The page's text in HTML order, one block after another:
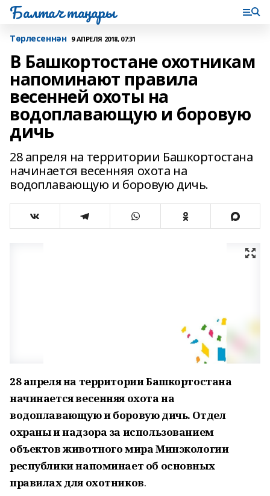
Балтач таңнары
Tөрлесеннән 9 АПРЕЛЯ 2018, 07:31
В Башкортостане охотникам
напоминают правила
весенней охоты на
водоплавающую и боровую
дичь
28 апреля на территории Башкортостана
начинается весенняя охота на
водоплавающую и боровую дичь.
28 апреля на территории Башкортостана
начинается весенняя охота на
водоплавающую и боровую дичь. Отдел
охраны и надзора за использованием
объектов животного мира Минэкологии
республики напоминает об основных
правилах для охотников.